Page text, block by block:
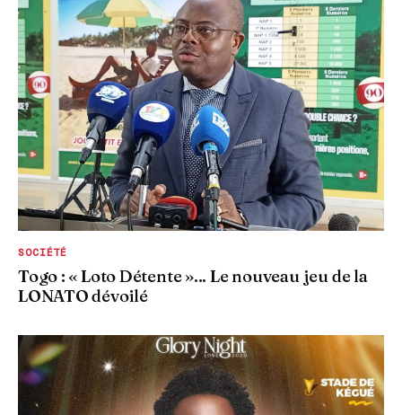
SOCIÉTÉ
Togo : « Loto Détente »... Le nouveau jeu de la
LONATO dévoilé